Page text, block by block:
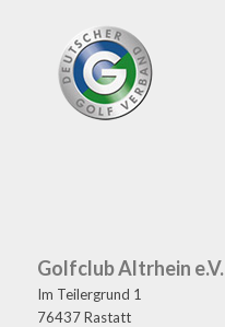
Golfclub Altrhein e.V.
Im Teilergrund 1
76437 Rastatt